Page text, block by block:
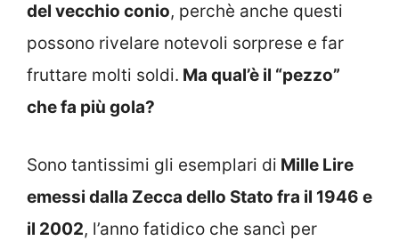
del vecchio conio, perchè anche questi
possono rivelare notevoli sorprese e far
fruttare molti soldi. Ma qual’è il “pezzo”
che fa più gola?
Sono tantissimi gli esemplari di Mille Lire
emessi dalla Zecca dello Stato fra il 1946 e
il 2002, l’anno fatidico che sancì per